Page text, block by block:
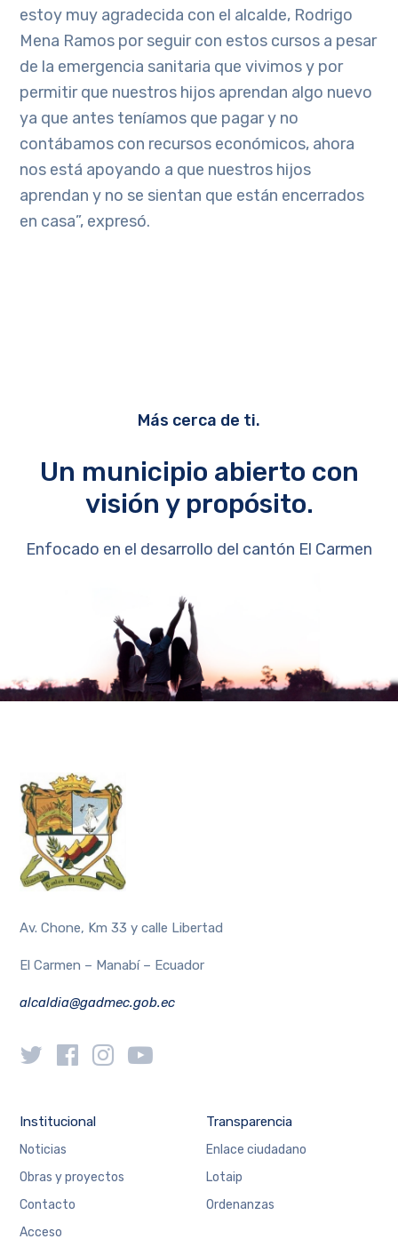
estoy muy agradecida con el alcalde, Rodrigo
Mena Ramos por seguir con estos cursos a pesar
de la emergencia sanitaria que vivimos y por
permitir que nuestros hijos aprendan algo nuevo
ya que antes teníamos que pagar y no
contábamos con recursos económicos, ahora
nos está apoyando a que nuestros hijos
aprendan y no se sientan que están encerrados
en casa”, expresó.
Más cerca de ti.
Un municipio abierto con
visión y propósito.
Enfocado en el desarrollo del cantón El Carmen
Av. Chone, Km 33 y calle Libertad
El Carmen – Manabí – Ecuador
alcaldia@gadmec.gob.ec
Institucional
Noticias
Obras y proyectos
Contacto
Acceso
Transparencia
Enlace ciudadano
Lotaip
Ordenanzas